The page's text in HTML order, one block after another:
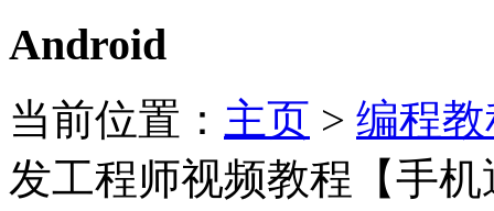
Android
当前位置： 主页 > 编程
发工程师视频教程【手